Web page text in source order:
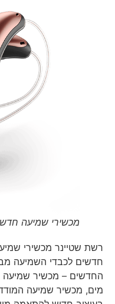
מכשירי שמיעה
רשת שטיינר מכשירי
החדשים – מכשיר שמיעה
מים, מכשיר שמיעה המודד